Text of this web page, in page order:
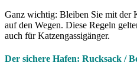
Ganz wichtig: Bleiben Sie mit der
auf den Wegen. Diese Regeln
auch für Katzengassigänger.
Der sichere Hafen: Rucksack /